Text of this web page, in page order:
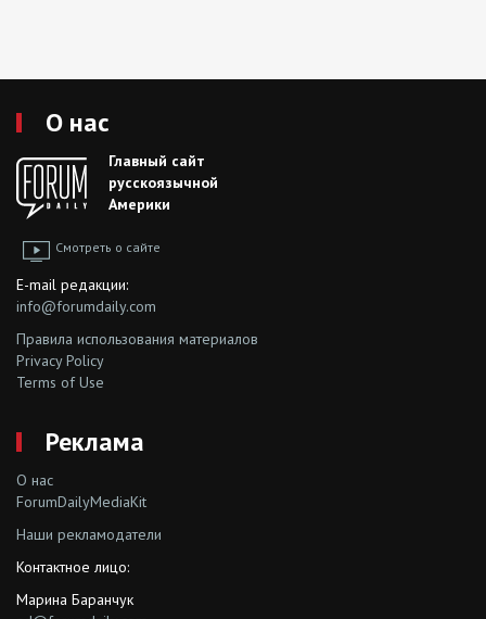
О нас
Главный сайт
русскоязычной
Америки
Смотреть о сайте
E-mail редакции:
info@forumdaily.com
Правила использования материалов
Privacy Policy
Terms of Use
Реклама
О нас
ForumDailyMediaKit
Наши рекламодатели
Контактное лицо:
Марина Баранчук